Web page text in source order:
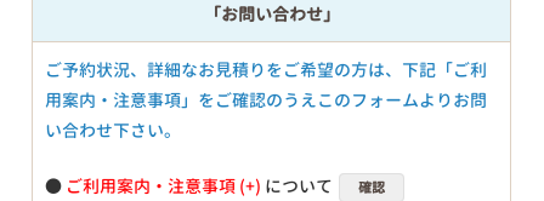
「お問い合わせ」
ご予約状況、詳細なお見積りをご希望の方は、下記「ご利
用案内・注意事項」をご確認のうえこのフォームよりお問
い合わせ下さい。
● ご利用案内・注意事項 について 確認